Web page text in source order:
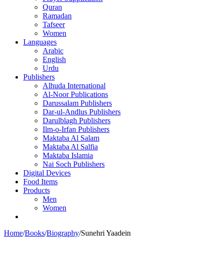
Quran
Ramadan
Tafseer
Women
Languages
Arabic
English
Urdu
Publishers
Alhuda International
Al-Noor Publications
Darussalam Publishers
Dar-ul-Andlus Publishers
Darulblagh Publishers
Ilm-o-Irfan Publishers
Maktaba Al Salam
Maktaba Al Salfia
Maktaba Islamia
Nai Soch Publishers
Digital Devices
Food Items
Products
Men
Women
Home/Books/Biography/Sunehri Yaadein